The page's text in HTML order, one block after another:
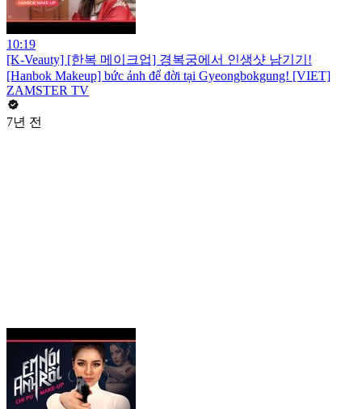
10:19
[K-Veauty] [한복 메이크업] 경복궁에서 인생샷 남기기!
[Hanbok Makeup] bức ảnh để đời tại Gyeongbokgung! [VIET]
ZAMSTER TV
7년 전